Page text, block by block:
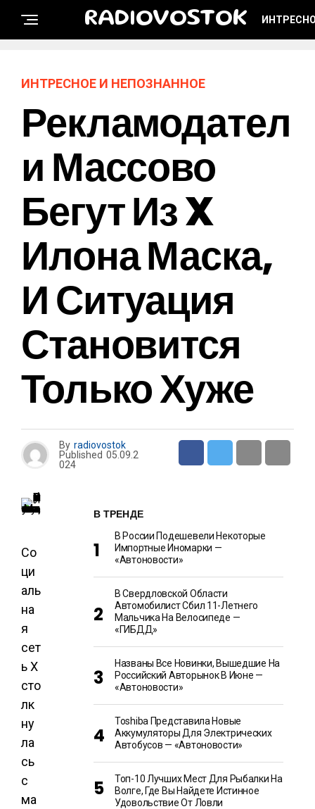
RADIOVOSTOK
ИНТРЕСНОЕ И НЕПОЗНАННОЕ
Рекламодател
И Массово
Бегут Из X
Илона Маска,
И Ситуация
Становится
Только Хуже
By radiovostok
Published 05.09.2
024
Со
ци
аль
на
я
сет
ь X
сто
лк
ну
ла
сь
с
ма
В ТРЕНДЕ
В России Подешевели Некоторые
Импортные Иномарки —
«Автоновости»
В Свердловской Области
Автомобилист Сбил 11-Летнего
Мальчика На Велосипеде —
«ГИБДД»
Названы Все Новинки, Вышедшие На
Российский Авторынок В Июне —
«Автоновости»
Toshiba Представила Новые
Аккумуляторы Для Электрических
Автобусов — «Автоновости»
Топ-10 Лучших Мест Для Рыбалки На
Волге, Где Вы Найдете Истинное
Удовольствие От Ловли